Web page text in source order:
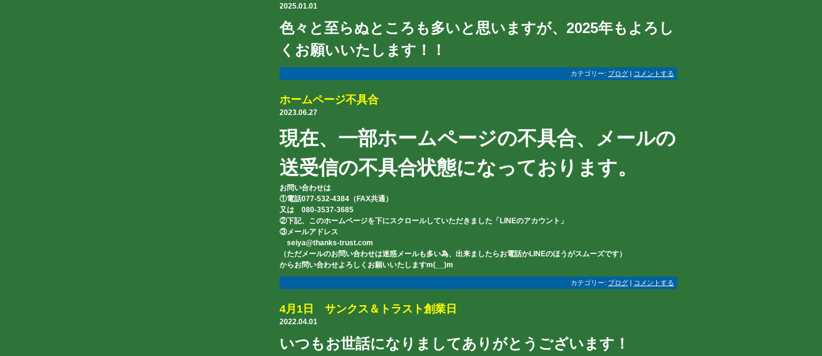
2025.01.01
色々と至らぬところも多いと思いますが、2025年もよろし
くお願いいたします！！
カテゴリー: ブログ | コメントする
ホームページ不具合
2023.06.27
現在、一部ホームページの不具合、メールの
送受信の不具合状態になっております。
お問い合わせは
①電話077-532-4384（FAX共通）
又は 080-3537-3685
②下記、このホームページを下にスクロールしていただきました「LINEのアカウント」
③メールアドレス
seiya@thanks-trust.com
（ただメールのお問い合わせは迷惑メールも多い為、出来ましたらお電話かLINEのほうがスムーズです）
からお問い合わせよろしくお願いいたしますm(__)m
カテゴリー: ブログ | コメントする
4月1日 サンクス＆トラスト創業日
2022.04.01
いつもお世話になりましてありがとうございます！